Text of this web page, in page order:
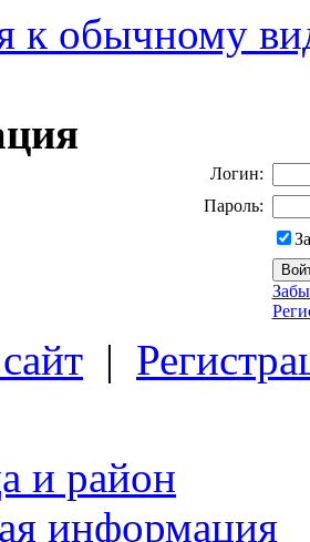
к обычному
Логин:
Пароль:
|
и район
информация